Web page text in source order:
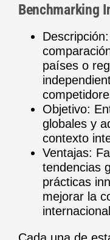
Benchmarking
países o
Objetivo:
globales y
contexto
Ventajas:
tendencias
prácticas
mejorar la